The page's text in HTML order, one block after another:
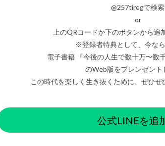
@257tiregで検索
or
上のQRコードか下のボタンから追
※登録者特典として、今な
電子書籍 『今後の人生で数十万〜数
のWeb版をプレンゼント
この時代を楽しく生き抜くために、ぜひぜ
公式LINEを追